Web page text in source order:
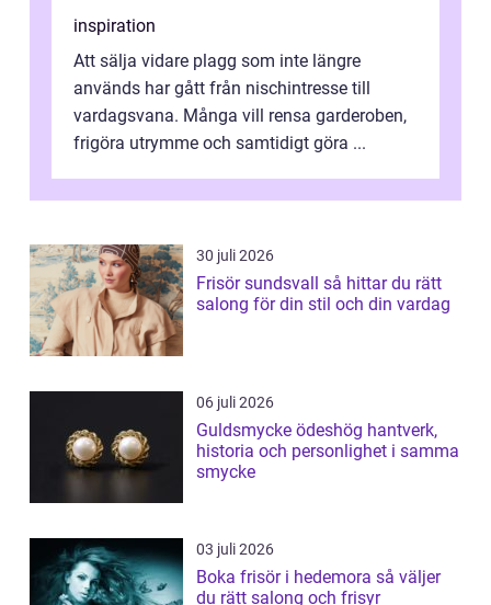
inspiration
Att sälja vidare plagg som inte längre
används har gått från nischintresse till
vardagsvana. Många vill rensa garderoben,
frigöra utrymme och samtidigt göra ...
30 juli 2026
Frisör sundsvall så hittar du rätt
salong för din stil och din vardag
06 juli 2026
Guldsmycke ödeshög hantverk,
historia och personlighet i samma
smycke
03 juli 2026
Boka frisör i hedemora så väljer
du rätt salong och frisyr